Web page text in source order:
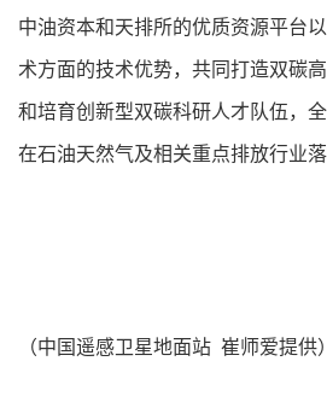
中油资本和天排所的优质资源平台
术方面的技术优势，共同打造双碳
和培育创新型双碳科研人才队伍，
在石油天然气及相关重点排放行业
（中国遥感卫星地面站 崔师爱提供）